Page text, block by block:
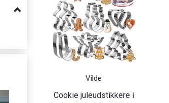
Vilde
Cookie juleudstikkere i